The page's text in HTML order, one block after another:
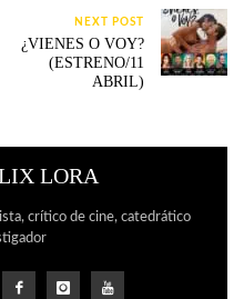
NEXT POST
¿VIENES O VOY?
(ESTRENO/11
ABRIL)
LORA
crítico de cine, catedrático